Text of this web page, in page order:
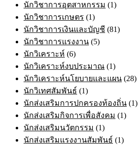
นักวิชาการอุตสาหกรรม (1)
นักวิชาการเกษตร (1)
นักวิชาการเงินและบัญชี (81)
นักวิชาการแรงงาน (5)
นักวิเคราะห์ (6)
นักวิเคราะห์งบประมาณ (1)
นักวิเคราะห์นโยบายและแผน (28)
นักวิเทศสัมพันธ์ (1)
นักส่งเสริมการปกครองท้องถิ่น (1)
นักส่งเสริมกิจการเพื่อสังคม (1)
นักส่งเสริมนวัตกรรม (1)
นักส่งเสริมแรงงานสัมพันธ์ (1)